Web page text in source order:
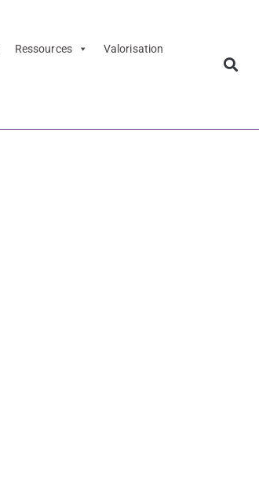
Ressources Valorisation